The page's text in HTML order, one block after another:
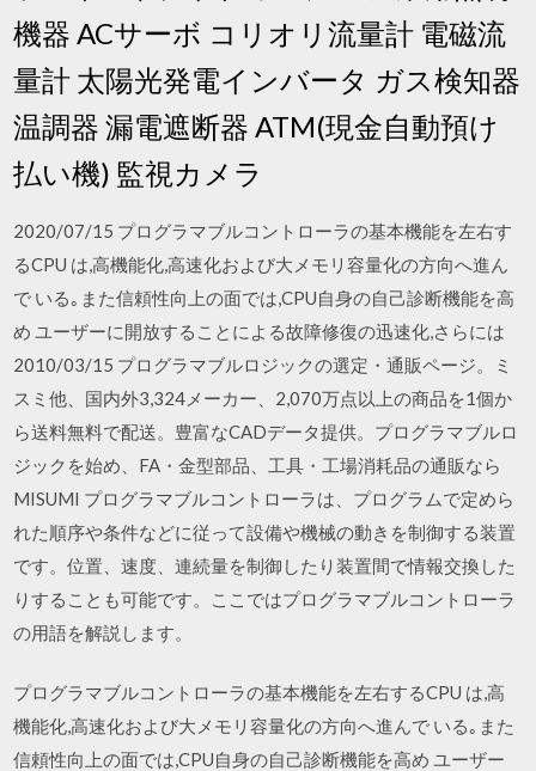
機器 ACサーボ コリオリ流量計 電磁流
量計 太陽光発電インバータ ガス検知器
温調器 漏電遮断器 ATM(現金自動預け
払い機) 監視カメラ
2020/07/15 プログラマブルコントローラの基本機能を左右す
るCPU は,高機能化,高速化および大メモリ容量化の方向へ進ん
で いる｡また信頼性向上の面では,CPU自身の自己診断機能を高
め ユーザーに開放することによる故障修復の迅速化,さらには
2010/03/15 プログラマブルロジックの選定・通販ページ。ミ
スミ他、国内外3,324メーカー、2,070万点以上の商品を1個か
ら送料無料で配送。豊富なCADデータ提供。プログラマブルロ
ジックを始め、FA・金型部品、工具・工場消耗品の通販なら
MISUMI プログラマブルコントローラは、プログラムで定めら
れた順序や条件などに従って設備や機械の動きを制御する装置
です。位置、速度、連続量を制御したり装置間で情報交換した
りすることも可能です。ここではプログラマブルコントローラ
の用語を解説します。
プログラマブルコントローラの基本機能を左右するCPU は,高
機能化,高速化および大メモリ容量化の方向へ進んで いる｡また
信頼性向上の面では,CPU自身の自己診断機能を高め ユーザー